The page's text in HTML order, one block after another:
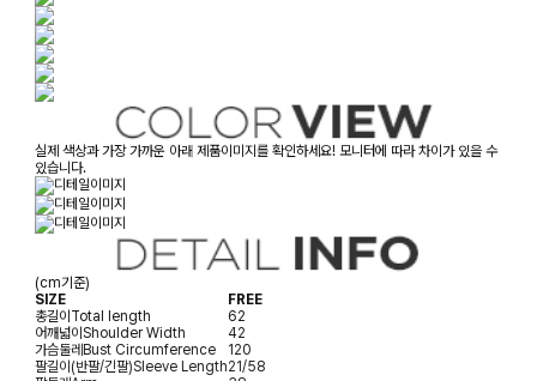
실제 색상과 가장 가까운 아래 제품이미지를 확인하세요! 모니터에 따라 차이가 있을 수
있습니다.
(cm기준)
SIZE
FREE
총길이Total length
62
어깨넓이Shoulder Width
42
가슴둘레Bust Circumference
120
팔길이(반팔/긴팔)Sleeve Length21/58